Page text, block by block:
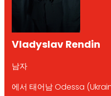
Vladyslav Rendin
남자
에서 태어남 Odessa